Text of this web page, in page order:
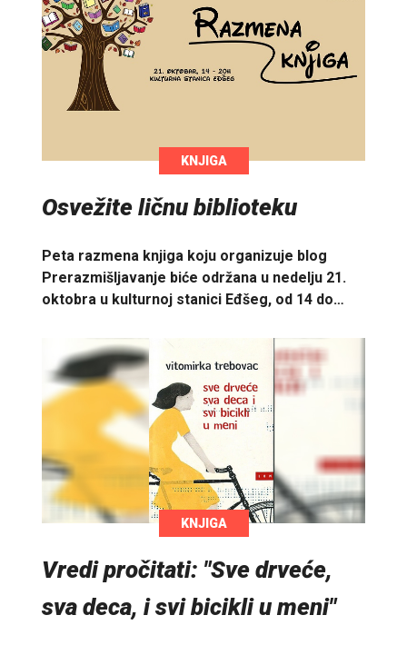
KNJIGA
Osvežite ličnu biblioteku
Peta razmena knjiga koju organizuje blog
Prerazmišljavanje biće održana u nedelju 21.
oktobra u kulturnoj stanici Eđšeg, od 14 do…
KNJIGA
Vredi pročitati: "Sve drveće,
sva deca, i svi bicikli u meni"